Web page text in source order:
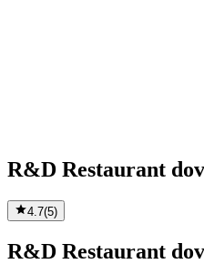
R&D Restaurant
4.7(5)
R&D Restaurant